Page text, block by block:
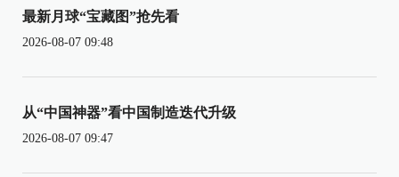
最新月球“宝藏图”抢先看
2026-08-07 09:48
从“中国神器”看中国制造迭代升级
2026-08-07 09:47